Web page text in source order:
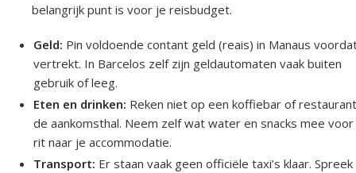
belangrijk punt is voor je reisbudget.
Geld: Pin voldoende contant geld (reais) in Manaus
vertrekt. In Barcelos zelf zijn geldautomaten vaak buiten
gebruik of leeg.
Eten en drinken: Reken niet op een koffiebar of
de aankomsthal. Neem zelf wat water en snacks mee
rit naar je accommodatie.
Transport: Er staan vaak geen officiële taxi’s klaar. Spreek